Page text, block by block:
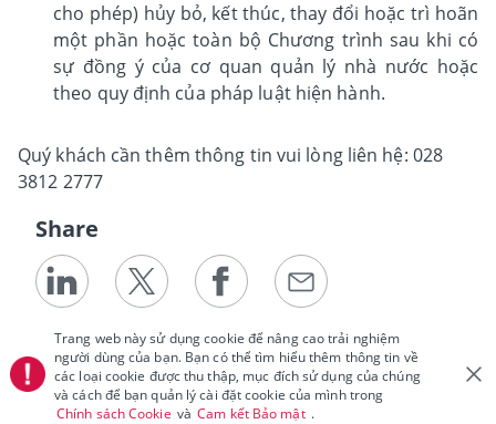
cho phép) hủy bỏ, kết thúc, thay đổi hoặc trì hoãn
một phần hoặc toàn bộ Chương trình sau khi có
sự đồng ý của cơ quan quản lý nhà nước hoặc
theo quy định của pháp luật hiện hành.
Quý khách cần thêm thông tin vui lòng liên hệ: 028
3812 2777
Share
Trang web này sử dụng cookie để nâng cao trải nghiệm
người dùng của bạn. Bạn có thể tìm hiểu thêm thông tin về
các loại cookie được thu thập, mục đích sử dụng của chúng
và cách để bạn quản lý cài đặt cookie của mình trong
Chính sách Cookie và Cam kết Bảo mật .